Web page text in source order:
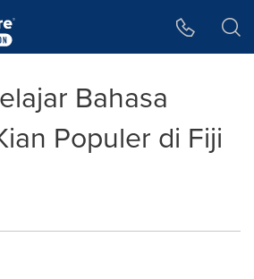
Bahasa
Populer di Fiji